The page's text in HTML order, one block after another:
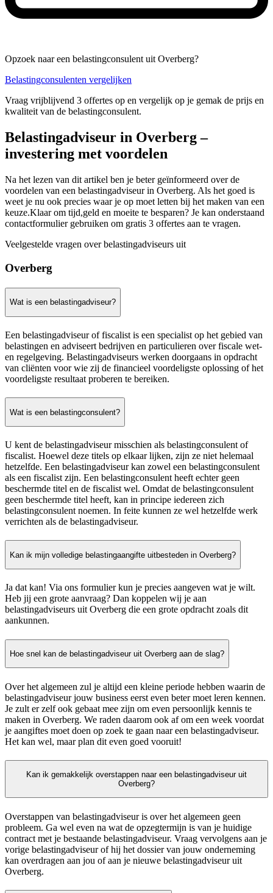
Opzoek naar een belastingconsulent uit Overberg?
Belastingconsulenten vergelijken
Vraag vrijblijvend 3 offertes op en vergelijk op je gemak de prijs en
kwaliteit van de belastingconsulent.
Belastingadviseur in Overberg –
investering met voordelen
Na het lezen van dit artikel ben je beter geïnformeerd over de
voordelen van een belastingadviseur in Overberg. Als het goed is
weet je nu ook precies waar je op moet letten bij het maken van een
keuze.Klaar om tijd,geld en moeite te besparen? Je kan onderstaand
contactformulier gebruiken om gratis 3 offertes aan te vragen.
Veelgestelde vragen over belastingadviseurs uit
Overberg
Wat is een belastingadviseur?
Een belastingadviseur of fiscalist is een specialist op het gebied van
belastingen en adviseert bedrijven en particulieren over fiscale wet-
en regelgeving. Belastingadviseurs werken doorgaans in opdracht
van cliënten voor wie zij de financieel voordeligste oplossing of het
voordeligste resultaat proberen te bereiken.
Wat is een belastingconsulent?
U kent de belastingadviseur misschien als belastingconsulent of
fiscalist. Hoewel deze titels op elkaar lijken, zijn ze niet helemaal
hetzelfde. Een belastingadviseur kan zowel een belastingconsulent
als een fiscalist zijn. Een belastingconsulent heeft echter geen
beschermde titel en de fiscalist wel. Omdat de belastingconsulent
geen beschermde titel heeft, kan in principe iedereen zich
belastingconsulent noemen. In feite kunnen ze wel hetzelfde werk
verrichten als de belastingadviseur.
Kan ik mijn volledige belastingaangifte uitbesteden in Overberg?
Ja dat kan! Via ons formulier kun je precies aangeven wat je wilt.
Heb jij een grote aanvraag? Dan koppelen wij je aan
belastingadviseurs uit Overberg die een grote opdracht zoals dit
aankunnen.
Hoe snel kan de belastingadviseur uit Overberg aan de slag?
Over het algemeen zul je altijd een kleine periode hebben waarin de
belastingadviseur jouw business eerst even beter moet leren kennen.
Je zult er zelf ook gebaat mee zijn om even persoonlijk kennis te
maken in Overberg. We raden daarom ook af om een week voordat
je aangiftes moet doen op zoek te gaan naar een belastingadviseur.
Het kan wel, maar plan dit even goed vooruit!
Kan ik gemakkelijk overstappen naar een belastingadviseur uit
Overberg?
Overstappen van belastingadviseur is over het algemeen geen
probleem. Ga wel even na wat de opzegtermijn is van je huidige
contract met je bestaande belastingadviseur. Vraag vervolgens aan je
vorige belastingadviseur of hij het dossier van jouw onderneming
kan overdragen aan jou of aan je nieuwe belastingadviseur uit
Overberg.